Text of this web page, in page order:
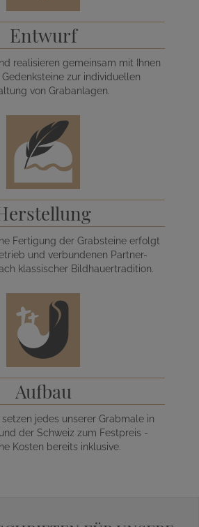
Entwurf
realisieren gemeinsam mit Ihnen
zur individuellen
von Grabanlagen.
Fertigung der Grabsteine erfolgt
und verbundenen Partner-
klassischer Bildhauertradition.
Aufbau
jedes unserer Grabmale in
der Schweiz zum Festpreis -
Kosten bereits inklusive.